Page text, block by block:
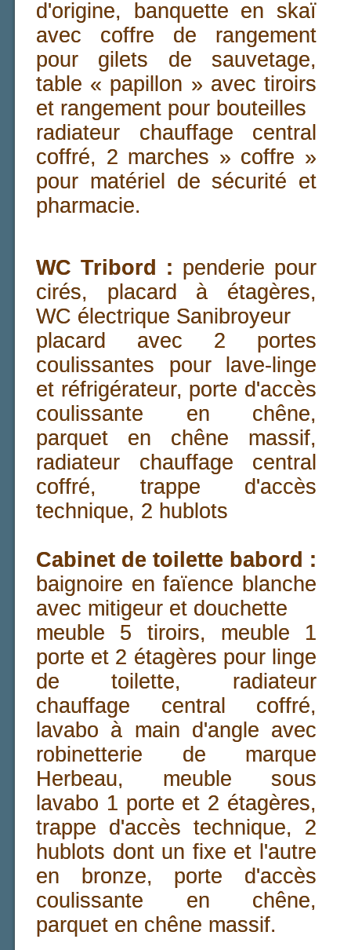
d'origine, banquette en skaï
avec coffre de rangement
pour gilets de sauvetage,
table « papillon » avec tiroirs
et rangement pour bouteilles
radiateur chauffage central
coffré, 2 marches » coffre »
pour matériel de sécurité et
pharmacie.
WC Tribord : penderie pour
cirés, placard à étagères,
WC électrique Sanibroyeur
placard avec 2 portes
coulissantes pour lave-linge
et réfrigérateur, porte d'accès
coulissante en chêne,
parquet en chêne massif,
radiateur chauffage central
coffré, trappe d'accès
technique, 2 hublots
Cabinet de toilette babord :
baignoire en faïence blanche
avec mitigeur et douchette
meuble 5 tiroirs, meuble 1
porte et 2 étagères pour linge
de toilette, radiateur
chauffage central coffré,
lavabo à main d'angle avec
robinetterie de marque
Herbeau, meuble sous
lavabo 1 porte et 2 étagères,
trappe d'accès technique, 2
hublots dont un fixe et l'autre
en bronze, porte d'accès
coulissante en chêne,
parquet en chêne massif.